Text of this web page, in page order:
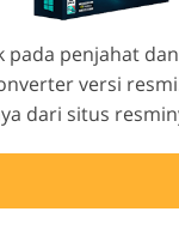
pada penjahat
versi
dari situs